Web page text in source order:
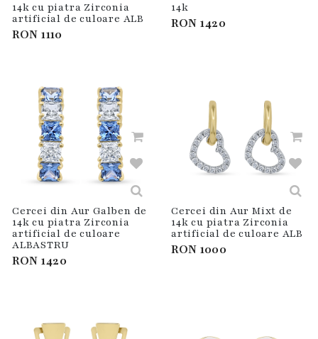
14k cu piatra Zirconia
artificial de culoare ALB
RON1110
14k
RON1420
Cercei din Aur Galben de
14k cu piatra Zirconia
artificial de culoare
ALBASTRU
RON1420
Cercei din Aur Mixt de
14k cu piatra Zirconia
artificial de culoare ALB
RON1000